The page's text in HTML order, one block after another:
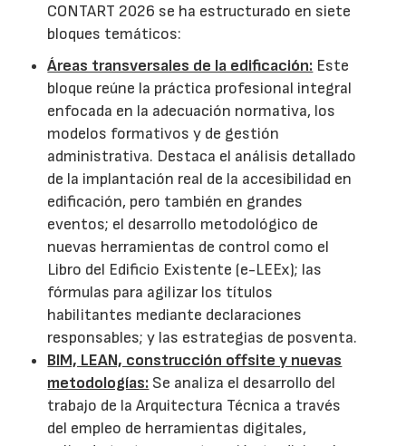
CONTART 2026 se ha estructurado en siete
bloques temáticos:
Áreas transversales de la edificación: Este
bloque reúne la práctica profesional integral
enfocada en la adecuación normativa, los
modelos formativos y de gestión
administrativa. Destaca el análisis detallado
de la implantación real de la accesibilidad en
edificación, pero también en grandes
eventos; el desarrollo metodológico de
nuevas herramientas de control como el
Libro del Edificio Existente (e-LEEx); las
fórmulas para agilizar los títulos
habilitantes mediante declaraciones
responsables; y las estrategias de posventa.
BIM, LEAN, construcción offsite y nuevas
metodologías: Se analiza el desarrollo del
trabajo de la Arquitectura Técnica a través
del empleo de herramientas digitales,